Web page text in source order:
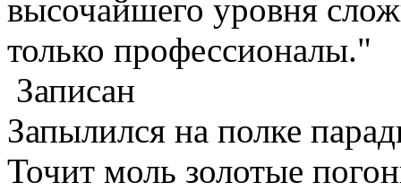
высочайшего уровня
только профессионалы."
Записан
Запылился на полке
Точит моль золотые